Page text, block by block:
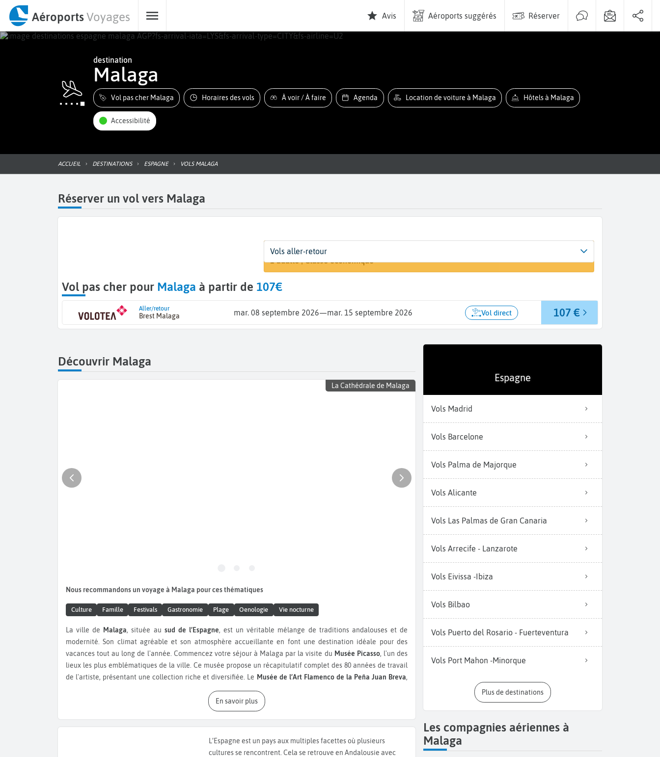
AéroportsVoyages Avis Aéroports suggérés Réserver
destination
Malaga
Vol pas cher Malaga Horaires des vols À voir / À faire Agenda Location de voiture à Malaga Hôtels à Malaga
Accessibilité
ACCUEIL DESTINATIONS ESPAGNE VOLS MALAGA
Réserver un vol vers Malaga
Départ
De... Malaga (AGP)
Dates
Dates de votre voyage
Voyageurs | Classe
1 adulte | Classe économique
Vols aller-retour
Vol pas cher pour Malaga à partir de 107€
Aller/retour
Brest Malaga mar. 08 septembre 2026—mar. 15 septembre 2026 Vol direct 107 €
Découvrir Malaga
La Cathédrale de Malaga
Nous recommandons un voyage à Malaga pour ces thématiques
Culture Famille Festivals Gastronomie Plage Oenologie Vie nocturne
La ville de Malaga, située au sud de l’Espagne, est un véritable mélange de traditions andalouses et de
modernité. Son climat agréable et son atmosphère accueillante en font une destination idéale pour des
vacances tout au long de l'année. Commencez votre séjour à Malaga par la visite du Musée Picasso, l'un des
lieux les plus emblématiques de la ville. Ce musée propose un récapitulatif complet des 80 années de travail
de l'artiste, présentant une collection riche et diversifiée. Le Musée de l’Art Flamenco de la Peña Juan Breva,
est un symbole de l’Hispania Romana dans la ville découvert en
1951 et constitue un témoignage fascinant de l'ancienne grandeur de la ville. Lors de votre week-end à Malaga,
En savoir plus
L’Espagne est un pays aux multiples facettes où plusieurs
cultures se rencontrent. Cela se retrouve en Andalousie avec
Espagne
Vols Madrid
Vols Barcelone
Vols Palma de Majorque
Vols Alicante
Vols Las Palmas de Gran Canaria
Vols Arrecife - Lanzarote
Vols Eivissa -Ibiza
Vols Bilbao
Vols Puerto del Rosario - Fuerteventura
Vols Port Mahon -Minorque
Plus de destinations
Les compagnies aériennes à
Malaga